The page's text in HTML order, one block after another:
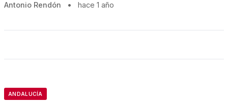
Antonio Rendón • hace 1 año
ANDALUCÍA